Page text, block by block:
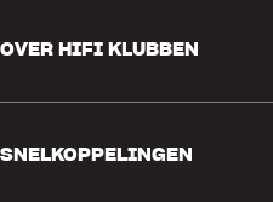
Ruilen en retourneren
Bestelling herroepen
OVER HIFI KLUBBEN
SNELKOPPELINGEN